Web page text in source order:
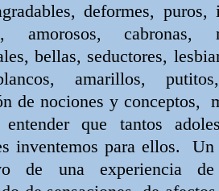
deformes, puros,
amorosos, cabronas,
bellas, seductores,
amarillos,
de nociones y conceptos,
que tantos
inventemos para ellos.
Un
de una experiencia